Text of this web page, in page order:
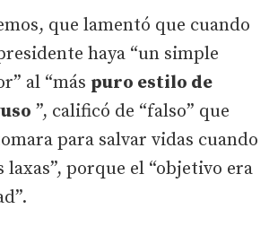
que lamentó que cuando
haya “un simple
al “más puro estilo de
”, calificó de “falso” que
para salvar vidas cuando
laxas”, porque el “objetivo era